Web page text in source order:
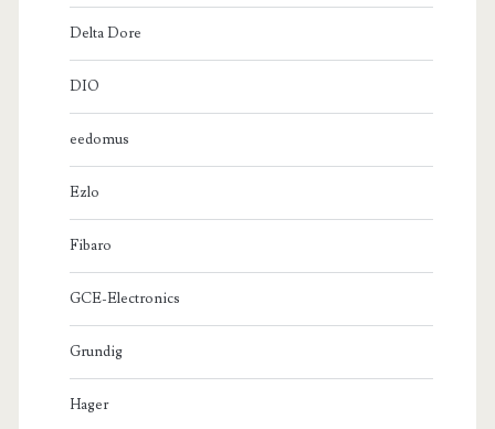
Delta Dore
DIO
eedomus
Ezlo
Fibaro
GCE-Electronics
Grundig
Hager